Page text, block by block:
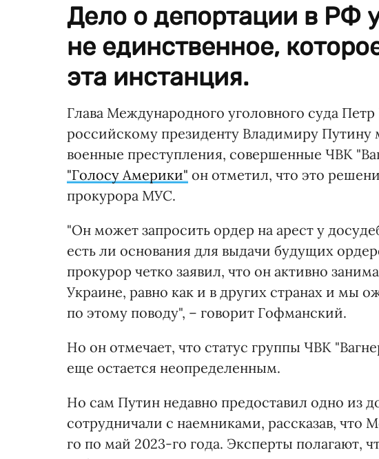
Дело о депортации в РФ
не единственное,
эта инстанция.
Глава Международного уголовного суда
российскому президенту Владимиру Путину
военные преступления, совершенные ЧВК
"Голосу Америки" он отметил, что это
прокурора МУС.
"Он может запросить ордер на арест у
есть ли основания для выдачи будущих
прокурор четко заявил, что он активно
Украине, равно как и в других странах и мы
по этому поводу", – говорит Гофманский.
Но он отмечает, что статус группы ЧВК
еще остается неопределенным.
Но сам Путин недавно предоставил одно из
сотрудничали с наемниками, рассказав, что
го по май 2023-го года. Эксперты полагают,